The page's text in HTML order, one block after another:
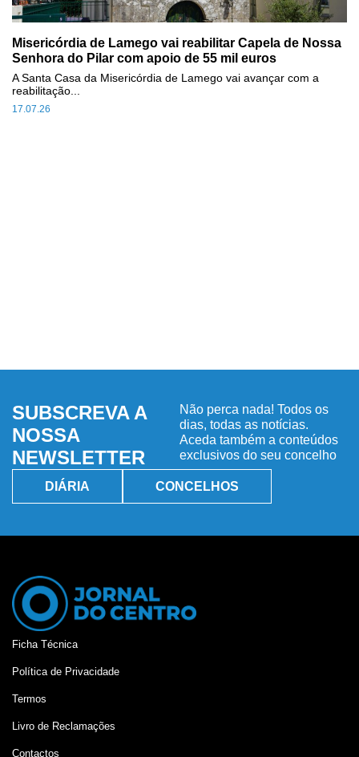
Misericórdia de Lamego vai reabilitar Capela de Nossa
Senhora do Pilar com apoio de 55 mil euros
17.07.26
A Santa Casa da Misericórdia de Lamego vai avançar com a
reabilitação...
SUBSCREVA A
NOSSA
NEWSLETTER
Não perca nada! Todos os
dias, todas as notícias.
Aceda também a conteúdos
exclusivos do seu concelho
DIÁRIA CONCELHOS
Ficha Técnica
Política de Privacidade
Termos
Livro de Reclamações
Contactos